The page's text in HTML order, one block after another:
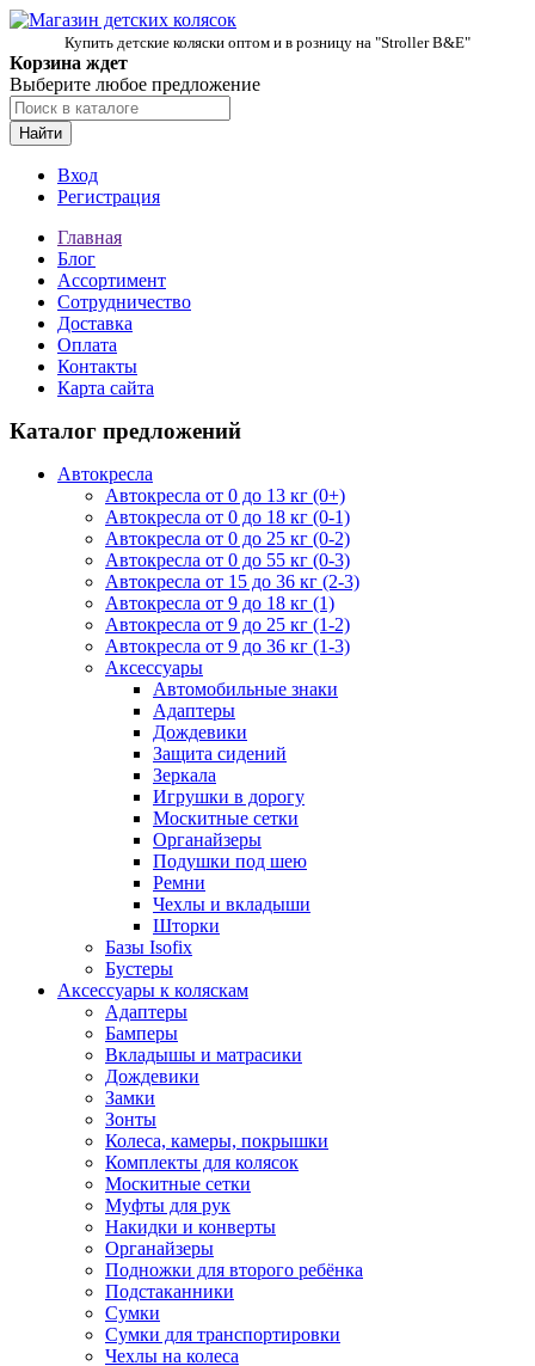
Купить детские коляски оптом и в розницу на "Stroller B&E"
Корзина ждет
Выберите любое предложение
Найти
Вход
Регистрация
Главная
Блог
Ассортимент
Сотрудничество
Доставка
Оплата
Контакты
Карта сайта
Каталог предложений
Автокресла
Автокресла от 0 до 13 кг (0+)
Автокресла от 0 до 18 кг (0-1)
Автокресла от 0 до 25 кг (0-2)
Автокресла от 0 до 55 кг (0-3)
Автокресла от 15 до 36 кг (2-3)
Автокресла от 9 до 18 кг (1)
Автокресла от 9 до 25 кг (1-2)
Автокресла от 9 до 36 кг (1-3)
Аксессуары
Автомобильные знаки
Адаптеры
Дождевики
Защита сидений
Зеркала
Игрушки в дорогу
Москитные сетки
Органайзеры
Подушки под шею
Ремни
Чехлы и вкладыши
Шторки
Базы Isofix
Бустеры
Аксессуары к коляскам
Адаптеры
Бамперы
Вкладышы и матрасики
Дождевики
Замки
Зонты
Колеса, камеры, покрышки
Комплекты для колясок
Москитные сетки
Муфты для рук
Накидки и конверты
Органайзеры
Подножки для второго ребёнка
Подстаканники
Сумки
Сумки для транспортировки
Чехлы на колеса